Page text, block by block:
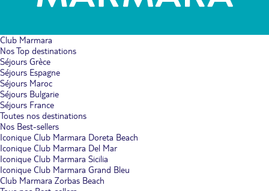
Club Marmara
Nos Top destinations
Séjours Grèce
Séjours Espagne
Séjours Maroc
Séjours Bulgarie
Séjours France
Toutes nos destinations
Nos Best-sellers
Iconique Club Marmara Doreta Beach
Iconique Club Marmara Del Mar
Iconique Club Marmara Sicilia
Iconique Club Marmara Grand Bleu
Club Marmara Zorbas Beach